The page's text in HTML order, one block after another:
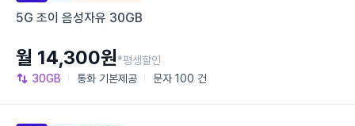
5G 조이 음성자유 30GB
30GB 통화 기본제공 문자 100 건
월 14,300원*평생할인